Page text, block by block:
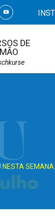
DE
NESTA SEMANA